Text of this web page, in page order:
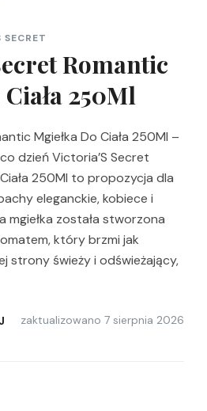
Romantic
250Ml
Mgiełka Do Ciała 250Ml –
dzień Victoria’S Secret
250Ml to propozycja dla
eleganckie, kobiece i
mgiełka została stworzona
który brzmi jak
strony świeży i odświeżający,
zaktualizowano 7 sierpnia 2026